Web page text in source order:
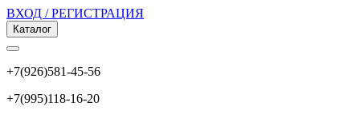
ВХОД / РЕГИСТРАЦИЯ
Каталог
+7(926)581-45-56
+7(995)118-16-20